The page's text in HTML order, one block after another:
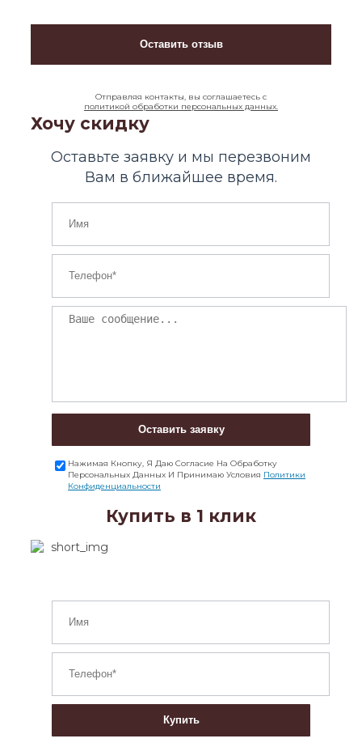
Отправляя контакты, вы соглашаетесь с
политикой обработки персональных данных.
Хочу скидку
Оставьте заявку и мы перезвоним
Вам в ближайшее время.
Оставить заявку
Нажимая Кнопку, Я Даю Согласие На Обработку
Персональных Данных И Принимаю Условия Политики
Конфиденциальности
Купить в 1 клик
Купить